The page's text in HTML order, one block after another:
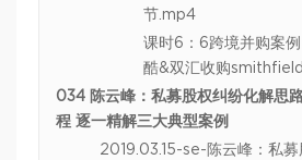
节.mp4
课时6：6跨境并购案
酷&双汇收购
034 陈云峰：私募股权纠纷化解思
程 逐一精解三大典型案例
2019.03.15-se-陈云峰：私